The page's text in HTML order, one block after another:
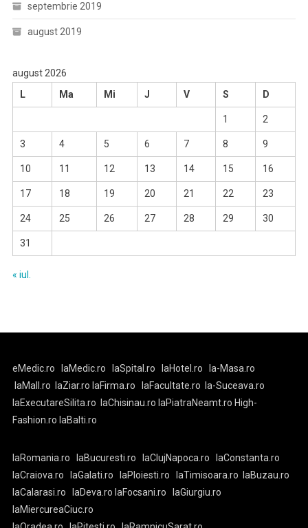
septembrie 2019
august 2019
august 2026
L
Ma Mi J V S D
1 2
3 4 5 6 7 8 9
10 11 12 13 14 15 16
17 18 19 20 21 22 23
24 25 26 27 28 29 30
31
« iul.
eMedic.ro laMedic.ro laSpital.ro laHotel.ro
la-Masa.ro
laMall.ro
laZiar.ro laFirma.ro laFacultate.ro
la-Suceava.ro
laExecutareSilita.ro
laChisinau.ro laPiatraNeamt.ro High-
Fashion.ro laBalti.ro
laRomania.ro laBucuresti.ro laClujNapoca.ro
laConstanta.ro
laCraiova.ro
laGalati.ro laPloiesti.ro laTimisoara.ro
laBuzau.ro
laCalarasi.ro
laDeva.ro laFocsani.ro
laGiurgiu.ro
laMiercureaCiuc.ro